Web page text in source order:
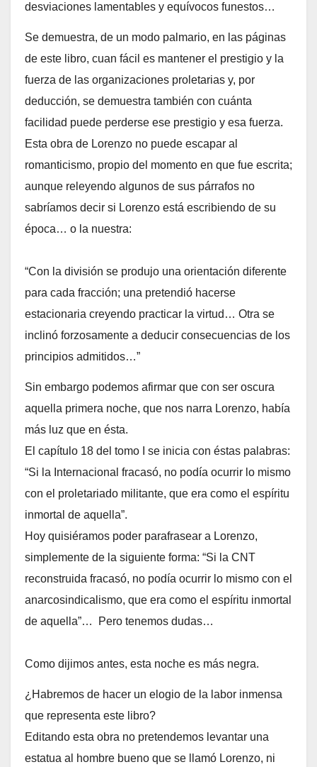
desviaciones lamentables y equívocos funestos…
Se demuestra, de un modo palmario, en las páginas
de este libro, cuan fácil es mantener el prestigio y la
fuerza de las organizaciones proletarias y, por
deducción, se demuestra también con cuánta
facilidad puede perderse ese prestigio y esa fuerza.
Esta obra de Lorenzo no puede escapar al
romanticismo, propio del momento en que fue escrita;
aunque releyendo algunos de sus párrafos no
sabríamos decir si Lorenzo está escribiendo de su
época… o la nuestra:
“Con la división se produjo una orientación diferente
para cada fracción; una pretendió hacerse
estacionaria creyendo practicar la virtud… Otra se
inclinó forzosamente a deducir consecuencias de los
principios admitidos…”
Sin embargo podemos afirmar que con ser oscura
aquella primera noche, que nos narra Lorenzo, había
más luz que en ésta.
El capítulo 18 del tomo I se inicia con éstas palabras:
“Si la Internacional fracasó, no podía ocurrir lo mismo
con el proletariado militante, que era como el espíritu
inmortal de aquella”.
Hoy quisiéramos poder parafrasear a Lorenzo,
simplemente de la siguiente forma: “Si la CNT
reconstruida fracasó, no podía ocurrir lo mismo con el
anarcosindicalismo, que era como el espíritu inmortal
de aquella”… Pero tenemos dudas…
Como dijimos antes, esta noche es más negra.
¿Habremos de hacer un elogio de la labor inmensa
que representa este libro?
Editando esta obra no pretendemos levantar una
estatua al hombre bueno que se llamó Lorenzo, ni